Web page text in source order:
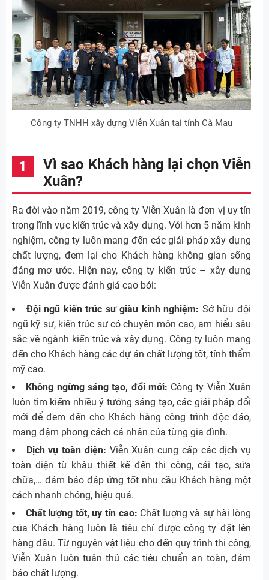
Công ty TNHH xây dựng Viễn Xuân tại tỉnh Cà Mau
Vì sao Khách hàng lại chọn Viễn
Xuân?
Ra đời vào năm 2019, công ty Viễn Xuân là đơn vị uy tín
trong lĩnh vực kiến trúc và xây dựng. Với hơn 5 năm kinh
nghiệm, công ty luôn mang đến các giải pháp xây dựng
chất lượng, đem lại cho Khách hàng không gian sống
đáng mơ ước. Hiện nay, công ty kiến trúc – xây dựng
Viễn Xuân được đánh giá cao bởi:
Đội ngũ kiến trúc sư giàu kinh nghiệm: Sở hữu đội
ngũ kỹ sư, kiến trúc sư có chuyên môn cao, am hiểu sâu
sắc về ngành kiến trúc và xây dựng. Công ty luôn mang
đến cho Khách hàng các dự án chất lượng tốt, tính thẩm
mỹ cao.
Không ngừng sáng tạo, đổi mới: Công ty Viễn Xuân
luôn tìm kiếm nhiều ý tưởng sáng tạo, các giải pháp đổi
mới để đem đến cho Khách hàng công trình độc đáo,
mang đậm phong cách cá nhân của từng gia đình.
Dịch vụ toàn diện: Viễn Xuân cung cấp các dịch vụ
toàn diện từ khâu thiết kế đến thi công, cải tạo, sửa
chữa,… đảm bảo đáp ứng tốt nhu cầu Khách hàng một
cách nhanh chóng, hiệu quả.
Chất lượng tốt, uy tín cao: Chất lượng và sự hài lòng
của Khách hàng luôn là tiêu chí được công ty đặt lên
hàng đầu. Từ nguyên vật liệu cho đến quy trình thi công,
Viễn Xuân luôn tuân thủ các tiêu chuẩn an toàn, đảm
bảo chất lượng.